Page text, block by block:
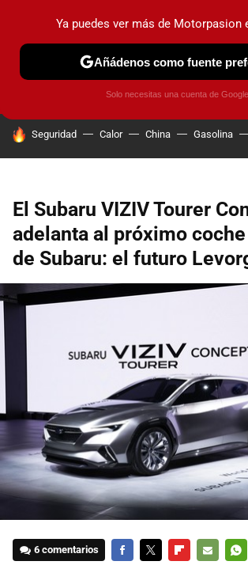
PRUEBAS COCHES ELÉCTRICOS
HOY SE HABLA DE
Seguridad Calor China Gasolina
El Subaru VIZIV Tourer
adelanta al próximo
de Subaru: el futuro
6 comentarios
Ya puedes ver más de Motorpasion
Añádenos como fuente
Solo necesitas una cuenta de Google